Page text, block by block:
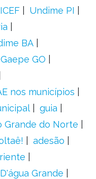
Undime PI
BA
Gaepe GO
nos municípios
guia
Grande do Norte
adesão
Grande